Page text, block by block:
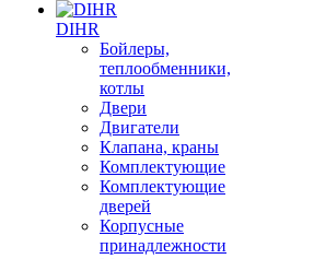
DIHR
Бойлеры,
теплообменники,
котлы
Двери
Двигатели
Клапана, краны
Комплектующие
Комплектующие
дверей
Корпусные
принадлежности